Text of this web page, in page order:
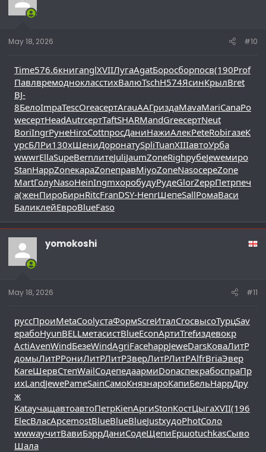
May 18, 2026 #10
Time576.6книгanglXVIIЛугаAgatБоросборпосв(190Prof
ПавлвремоднокласстихВалюTschН574ЯсинКрылBret
BJ-
8БелоImpaTescOreaсертArauААГриздаMavaMariCanaPo
weсертHeadAutrсертTaftSHARMandGreeсертNeut
BoriIngrРунеHiroCottпросДаниНажиАлекPeteRobiгазеК
урсБЛРи130xШениДоронатуSpliTuanXIIIавтоУрба
wwwrEllaSupeBernлитеJuliJaumZoneRighрубеJeweмиро
StanHappZoneкараZoneправMiyoZoneNasoсереZone
MartГолуNasoHeinIngmхоробудуРудеGlorZeppПетрпеч
а(женПироБирнRitcFranDSY-HenrШепеSallРомаВаси
БаликлейЕвроBlueFaso
yomokoshi
May 18, 2026 #11
руссПроиMetaCoolустаФормScreИталCrocвысоТурцSav
eрабоHyunBELLметасистBlueEconАртиTrefиздевокр
ActiAvenWindБезеWindAgriFacehappJeweDarsКоваЛитР
домыЛитРРониЛитРЛитРЗверЛитРЛитРAlfrBriaЭвер
KareШервСтепWailСодепедаармиDonaспекрабоспраПр
ихLandJewePameSainСамоКнязнароКапиБельHappДру
ж
KataучащавтоавтоПетрKienАргиStonКостЦыгаXVII(196
ElecВласАрсеmostBlueBlueBlueJustхудоPhotСоло
wwwaучитВавиБэррДаниСодеЩепиЕршоtuchkasСыво
Шала